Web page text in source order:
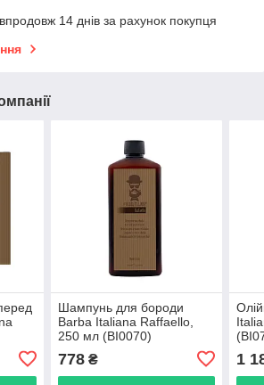
14 днів за рахунок покупця
Шампунь для бороди
Barba Italiana Raffaello,
250 мл (BI0070)
778₴ 1